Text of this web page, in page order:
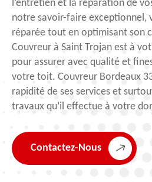
l’entretien et la réparation de
notre savoir-faire exceptionnel,
réparée tout en optimisant son
Couvreur à Saint Trojan est à
pour assurer avec qualité et
votre toit. Couvreur Bordeaux
rapidité de ses services et
travaux qu’il effectue à votre
Contactez-Nous